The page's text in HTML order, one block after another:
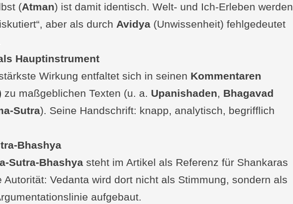
(Atman) ist damit identisch. Welt- und Ich-Erleben werden
aber als durch Avidya(Unwissenheit) fehlgedeutet
Hauptinstrument
Wirkung entfaltet sich in seinen Kommentaren
zu maßgeblichen Texten (u. a. Upanishaden, Bhagavad
Sutra). Seine Handschrift: knapp, analytisch, begrifflich
Bhashya
Sutra-Bhashyasteht im Artikel als Referenz für Shankaras
Autorität: Vedanta wird dort nicht als Stimmung, sondern als
aufgebaut.